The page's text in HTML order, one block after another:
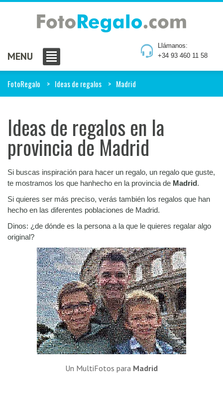
Llámanos:
+34 93 460 11 58
MENU
FotoRegalo Ideas de regalos Madrid
Ideas de regalos en la
provincia de Madrid
Si buscas inspiración para hacer un regalo, un regalo que guste,
te mostramos los que hanhecho en la provincia de Madrid.
Si quieres ser más preciso, verás también los regalos que han
hecho en las diferentes poblaciones de Madrid.
Dinos: ¿de dónde es la persona a la que le quieres regalar algo
original?
Un MultiFotos para Madrid